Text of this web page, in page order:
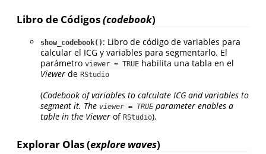
Libro de Códigos(codebook)
show_codebook() : Libro de código de variables para
calcular el ICG y variables para segmentarlo. El
parámetro viewer = TRUE habilita una tabla en el
Viewer de RStudio
(Codebook of variables to calculate ICG and variables to
segment it. The viewer = TRUE parameter enables a
table in the Viewer of RStudio).
Explorar Olas (explore waves)